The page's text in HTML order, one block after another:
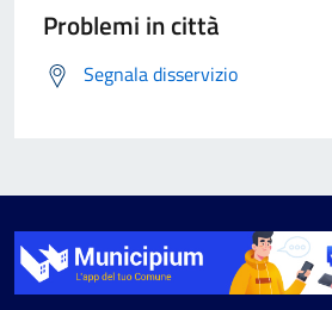
Problemi in città
Segnala disservizio